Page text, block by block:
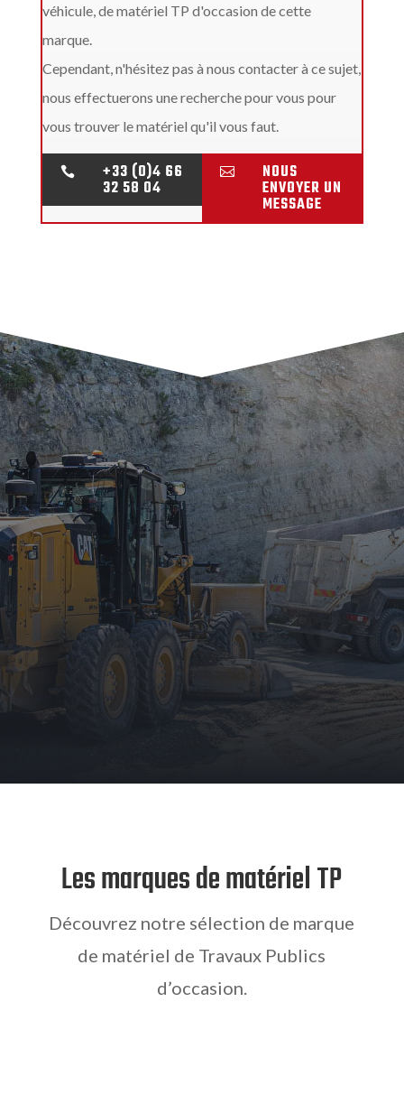
véhicule, de matériel TP d'occasion de cette
marque.
Cependant, n'hésitez pas à nous contacter à ce sujet,
nous effectuerons une recherche pour vous pour
vous trouver le matériel qu'il vous faut.
 +33 (0)4 66
32 58 04
 NOUS
ENVOYER UN
MESSAGE
Les marques de matériel TP
Découvrez notre sélection de marque
de matériel de Travaux Publics
d’occasion.